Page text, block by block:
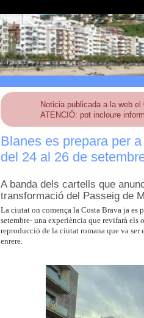
Noticia publicada a la web el
ATENCIÓ: pot incloure
Blanes es prepara per
del 24 al 26 de
A banda dels cartells que
transformació del Passeig de
La ciutat on comença la Costa Brava ja es
setembre- una experiència que revifarà els
reproducció de la ciutat romana que va
enrere.